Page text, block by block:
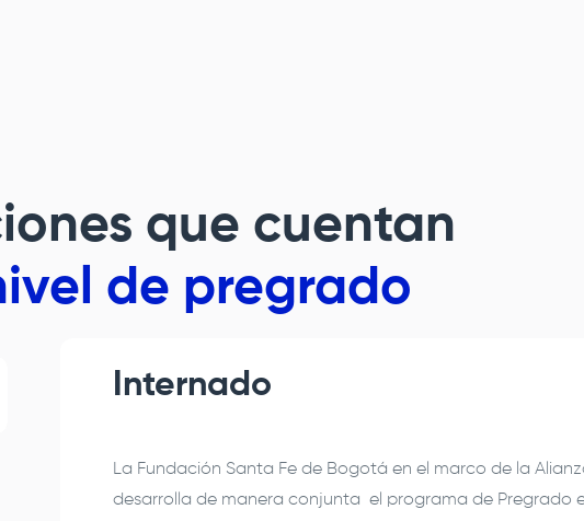
que cuentan
de pregrado
Internado
La Fundación Santa Fe de Bogotá en el marco de la
desarrolla de manera conjunta el programa de Pregrado